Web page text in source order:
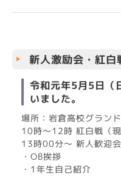
新人激励会・紅白
令和元年5月5日（
いました。
場所：岩倉高校グランド
10時～12時 紅白戦（
13時00分～ 新人歓迎
・OB挨拶
・1年生自己紹介